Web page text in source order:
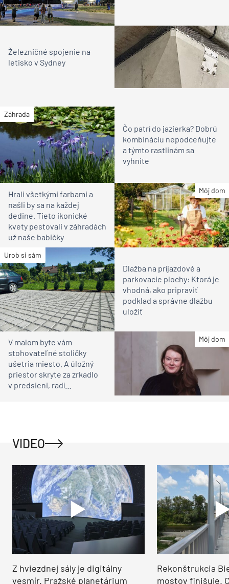
Železničné spojenie na
letisko v Sydney
Záhrada
Čo patrí do jazierka? Dobrú
kombináciu nepodceňujte
a týmto rastlinám sa
vyhnite
Môj dom
Hrali všetkými farbami a
našli by sa na každej
dedine. Tieto ikonické
kvety pestovali v záhradách
už naše babičky
Urob si sám
Dlažba na príjazdové a
parkovacie plochy: Ktorá je
vhodná, ako pripraviť
podklad a správne dlažbu
uložiť
Môj dom
V malom byte vám
stohovateľné stoličky
ušetria miesto. A úložný
priestor skryte za zrkadlo
v predsieni, radí
VIDEO
Z hviezdnej sály je digitálny
vesmír. Pražské planetárium
Rekonštrukcia
mostov finišuje.